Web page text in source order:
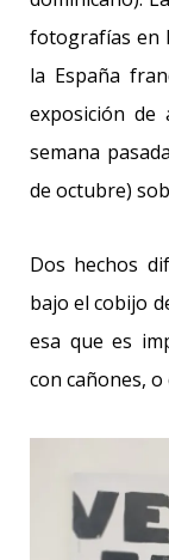
fotografías en
la España
exposición de
semana
de octubre)
Dos hechos
bajo el cobijo
esa que es
con cañones,